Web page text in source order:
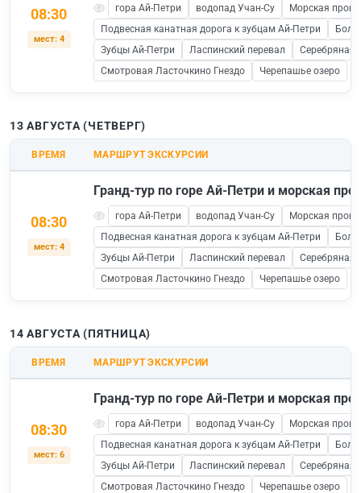
08:30
мест: 4
гора Ай-Петри водопад Учан-Су
Морская
Подвесная канатная дорога к зубцам Ай-Петри
Зубцы Ай-Петри
Ласпинский перевал
Серебряная
Смотровая Ласточкино Гнездо
Черепашье озеро
13 АВГУСТА (ЧЕТВЕРГ)
ВРЕМЯ МАРШРУТ ЭКСКУРСИИ
08:30
мест: 4
Гранд-тур по горе Ай-Петри и морская
гора Ай-Петри водопад Учан-Су
Морская
Подвесная канатная дорога к зубцам Ай-Петри
Зубцы Ай-Петри
Ласпинский перевал
Серебряная
Смотровая Ласточкино Гнездо
Черепашье озеро
14 АВГУСТА (ПЯТНИЦА)
ВРЕМЯ МАРШРУТ ЭКСКУРСИИ
08:30
мест: 6
Гранд-тур по горе Ай-Петри и морская
гора Ай-Петри водопад Учан-Су
Морская
Подвесная канатная дорога к зубцам Ай-Петри
Зубцы Ай-Петри
Ласпинский перевал
Серебряная
Смотровая Ласточкино Гнездо
Черепашье озеро